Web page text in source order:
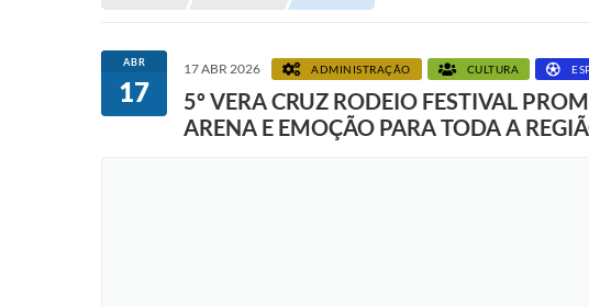
ABR
17
17 ABR 2026 ADMINISTRAÇÃO CULTURA
5º VERA CRUZ RODEIO FESTIVAL
ARENA E EMOÇÃO PARA TODA A